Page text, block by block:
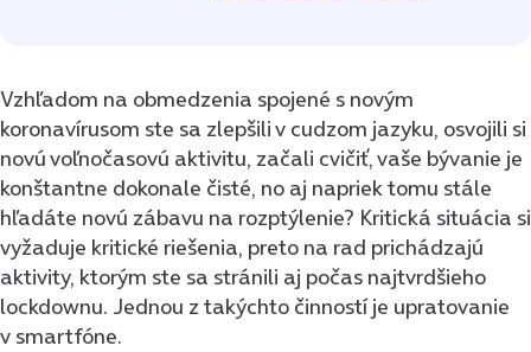
Vzhľadom na obmedzenia spojené s novým
koronavírusom ste sa zlepšili v cudzom jazyku, osvojili si
novú voľnočasovú aktivitu, začali cvičiť, vaše bývanie je
konštantne dokonale čisté, no aj napriek tomu stále
hľadáte novú zábavu na rozptýlenie? Kritická situácia si
vyžaduje kritické riešenia, preto na rad prichádzajú
aktivity, ktorým ste sa stránili aj počas najtvrdšieho
lockdownu. Jednou z takýchto činností je upratovanie
v smartfóne.